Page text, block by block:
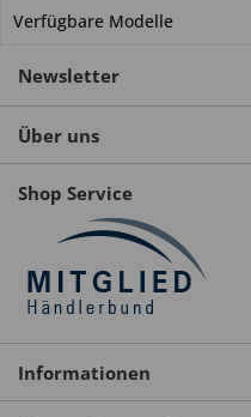
Verfügbare Modelle
Newsletter
Über uns
Shop Service
Informationen